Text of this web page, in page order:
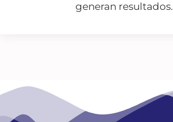
generan resultados.